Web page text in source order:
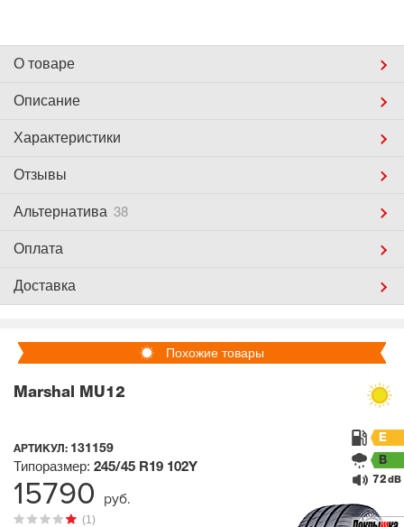
О товаре
Описание
Характеристики
Отзывы
Альтернатива 38
Оплата
Доставка
Похожие товары
Marshal MU12
АРТИКУЛ: 131159
(1)
Типоразмер: 245/45 R19 102Y
E
B
72 dB
15790 руб.